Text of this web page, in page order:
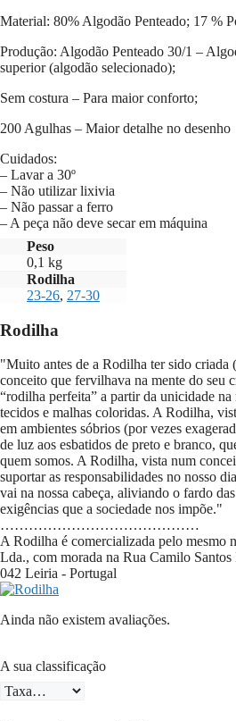
Barcelos
Material: 80% Algodão Penteado; 17 %
Produção: Algodão Penteado 30/1 –
superior (algodão selecionado);
Sem costura – Para maior conforto;
200 Agulhas – Maior detalhe no desenho
Cuidados:
– Lavar a 30º
– Não utilizar lixivia
– Não passar a ferro
– A peça não deve secar em máquina
Peso
0,1 kg
Rodilha
23-26, 27-30
Rodilha
"Muito antes de a Rodilha ter sido criada
conceito que fervilhava na mente do seu
“rodilha perfeita” a partir da unicidade na
tecidos e malhas coloridas. A Rodilha,
em ambientes sóbrios (por vezes
de luz aos esbatidos de preto e branco,
quem somos. A Rodilha, vista num
suportar as responsabilidades no nosso
vai na nossa cabeça, aliviando o fardo
exigências que a sociedade nos impõe."
……………………………………
A Rodilha é comercializada pelo mesmo
Lda., com morada na Rua Camilo
042 Leiria - Portugal
Ainda não existem avaliações.
A sua classificação